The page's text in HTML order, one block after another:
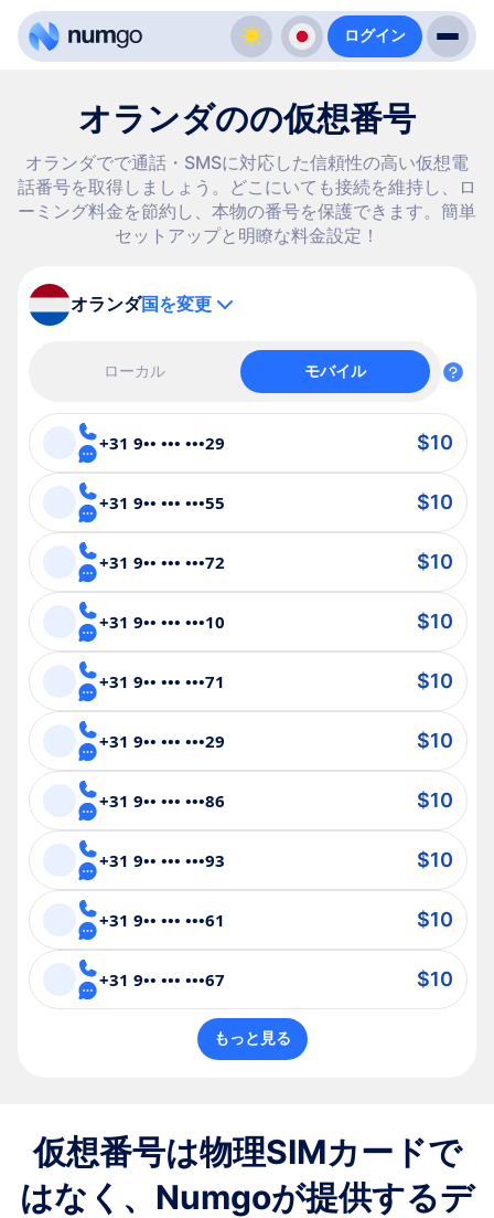
ログイン
オランダのの仮想番号
オランダでで通話・SMSに対応した信頼性の高い仮想電
話番号を取得しましょう。どこにいても接続を維持し、ロ
ーミング料金を節約し、本物の番号を保護できます。簡単
セットアップと明瞭な料金設定！
オランダ国を変更
ローカル モバイル
+31 9•• ••• •••29 $10
+31 9•• ••• •••55 $10
+31 9•• ••• •••72 $10
+31 9•• ••• •••10 $10
+31 9•• ••• •••71 $10
+31 9•• ••• •••29 $10
+31 9•• ••• •••86 $10
+31 9•• ••• •••93 $10
+31 9•• ••• •••61 $10
+31 9•• ••• •••67 $10
もっと見る
仮想番号は物理SIMカードで
はなく、Numgoが提供するデ